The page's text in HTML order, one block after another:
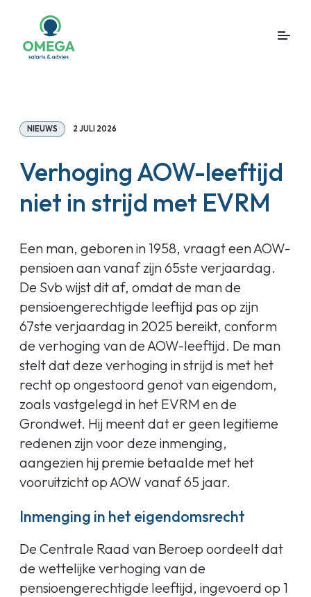
NIEUWS 2 JULI 2026
Verhoging AOW-leeftijd
niet in strijd met EVRM
Een man, geboren in 1958, vraagt een AOW-
pensioen aan vanaf zijn 65ste verjaardag.
De Svb wijst dit af, omdat de man de
pensioengerechtigde leeftijd pas op zijn
67ste verjaardag in 2025 bereikt, conform
de verhoging van de AOW-leeftijd. De man
stelt dat deze verhoging in strijd is met het
recht op ongestoord genot van eigendom,
zoals vastgelegd in het EVRM en de
Grondwet. Hij meent dat er geen legitieme
redenen zijn voor deze inmenging,
aangezien hij premie betaalde met het
vooruitzicht op AOW vanaf 65 jaar.
Inmenging in het eigendomsrecht
De Centrale Raad van Beroep oordeelt dat
de wettelijke verhoging van de
pensioengerechtigde leeftijd, ingevoerd op 1